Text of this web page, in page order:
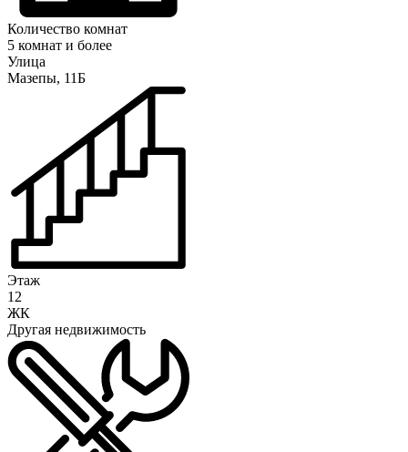
Количество комнат
5 комнат и более
Улица
Мазепы, 11Б
Этаж
12
ЖК
Другая недвижимость